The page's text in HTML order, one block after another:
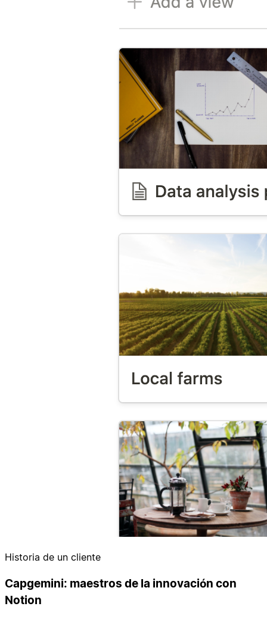
Historia de un cliente
Capgemini: maestros de la innovación con
Notion